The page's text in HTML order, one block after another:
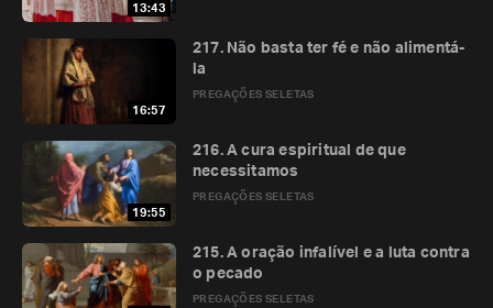
13:43
16:57
PREGAÇÕES SELETAS
217. Não basta ter fé e não alimentá-
la
19:55
PREGAÇÕES SELETAS
216. A cura espiritual de que
necessitamos
PREGAÇÕES SELETAS
215. A oração infalível e a luta contra
o pecado